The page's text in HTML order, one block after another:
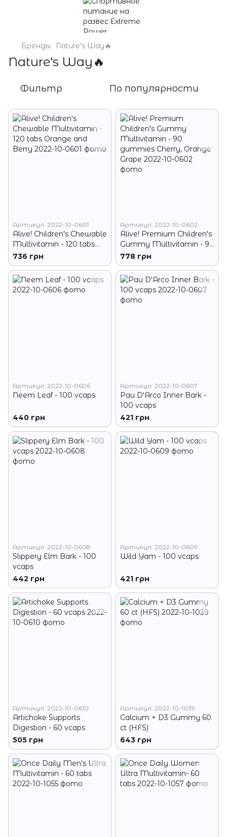
Бренды Nature's Way🔥
Nature's Way🔥
Фильтр По популярности
Артикул: 2022-10-0601
Alive! Children's Chewable
Multivitamin - 120 tabs
Orange and Berry
736 грн
Артикул: 2022-10-0602
Alive! Premium Children's
Gummy Multivitamin - 90
gummies Cherry, Orange
Grape
778 грн
Артикул: 2022-10-0606
Neem Leaf - 100 vcaps
440 грн
Артикул: 2022-10-0607
Pau D'Arco Inner Bark -
100 vcaps
421 грн
Артикул: 2022-10-0608
Slippery Elm Bark - 100
vcaps
442 грн
Артикул: 2022-10-0609
Wild Yam - 100 vcaps
421 грн
Артикул: 2022-10-0610
Artichoke Supports
Digestion - 60 vcaps
505 грн
Артикул: 2022-10-1039
Calcium + D3 Gummy 60
ct (HFS)
643 грн